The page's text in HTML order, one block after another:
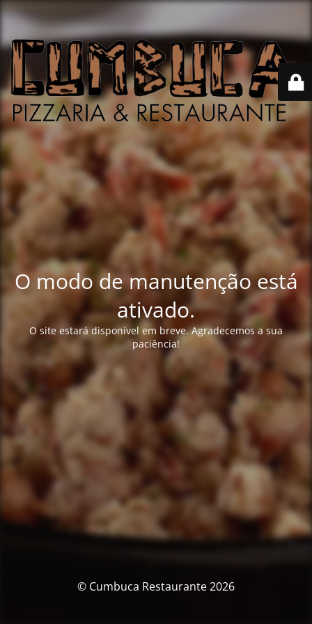
O modo de manutenção está
ativado.
O site estará disponível em breve. Agradecemos a sua
paciência!
© Cumbuca Restaurante 2026